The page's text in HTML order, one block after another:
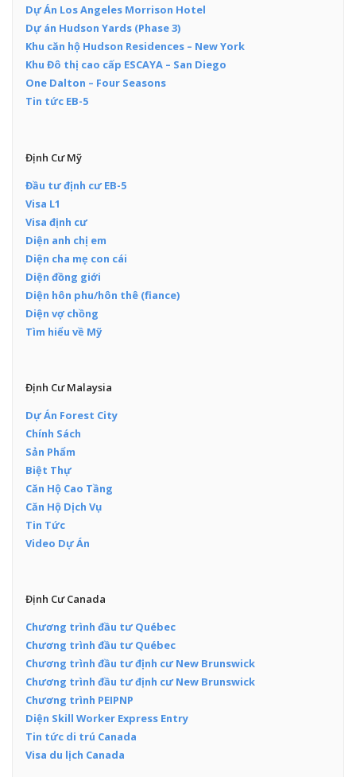
Dự Án Los Angeles Morrison Hotel
Dự án Hudson Yards (Phase 3)
Khu căn hộ Hudson Residences – New York
Khu Đô thị cao cấp ESCAYA – San Diego
One Dalton – Four Seasons
Tin tức EB-5
Định Cư Mỹ
Đầu tư định cư EB-5
Visa L1
Visa định cư
Diện anh chị em
Diện cha mẹ con cái
Diện đồng giới
Diện hôn phu/hôn thê (fiance)
Diện vợ chồng
Tìm hiểu về Mỹ
Định Cư Malaysia
Dự Án Forest City
Chính Sách
Sản Phẩm
Biệt Thự
Căn Hộ Cao Tầng
Căn Hộ Dịch Vụ
Tin Tức
Video Dự Án
Định Cư Canada
Chương trình đầu tư Québec
Chương trình đầu tư Québec
Chương trình đầu tư định cư New Brunswick
Chương trình đầu tư định cư New Brunswick
Chương trình PEIPNP
Diện Skill Worker Express Entry
Tin tức di trú Canada
Visa du lịch Canada